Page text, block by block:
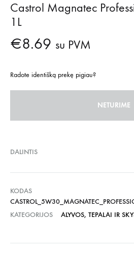
Castrol Magnatec
1L
€8.69 su PVM
Radote identišką prekę pigiau?
NETURIME
DALINTIS
KODAS
KATEGORIJOS
ALYVOS, TEPALAI IR